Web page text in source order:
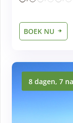
BOEK NU
8 dagen, 7